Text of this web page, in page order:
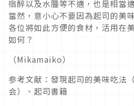
宿醉以及水腫等不適，也是相當
當然，意小心不要因為起司的美
各位將如此方便的食材，活用在
如何？
（Mikamaiko）
参考文献：發現起司的美味吃法
会）、起司書籍